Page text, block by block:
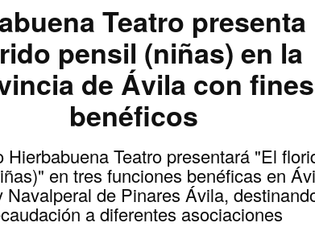
Teatro presenta
pensil (niñas) en la
de Ávila con fines
benéficos
Hierbabuena Teatro presentará "El
en tres funciones benéficas en
Navalperal de Pinares Ávila,
a diferentes asociaciones